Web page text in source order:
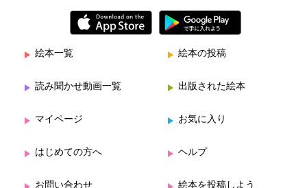
絵本一覧 絵本の投稿
読み聞かせ動画一覧 出版された絵本
マイページ お気に入り
はじめての方へ ヘルプ
お問い合わせ 絵本を投稿しよう